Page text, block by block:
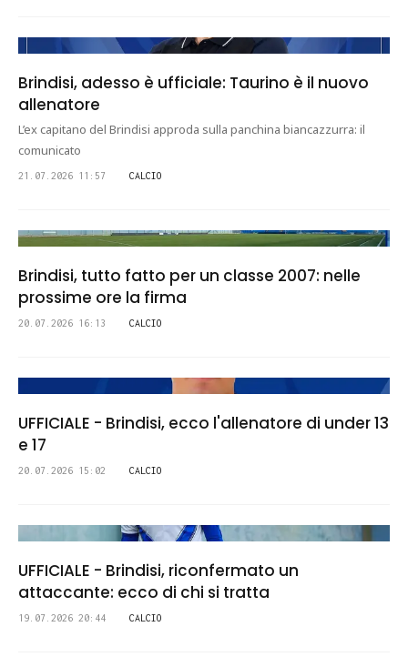
Brindisi, adesso è ufficiale: Taurino è il nuovo
allenatore
L’ex capitano del Brindisi approda sulla panchina biancazzurra: il
comunicato
21.07.2026 11:57 CALCIO
Brindisi, tutto fatto per un classe 2007: nelle
prossime ore la firma
20.07.2026 16:13 CALCIO
UFFICIALE - Brindisi, ecco l'allenatore di under 13
e 17
20.07.2026 15:02 CALCIO
UFFICIALE - Brindisi, riconfermato un
attaccante: ecco di chi si tratta
19.07.2026 20:44 CALCIO